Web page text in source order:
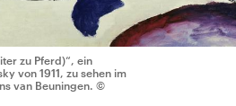
zu Pferd)“, ein
von 1911, zu sehen im
van Beuningen. ©